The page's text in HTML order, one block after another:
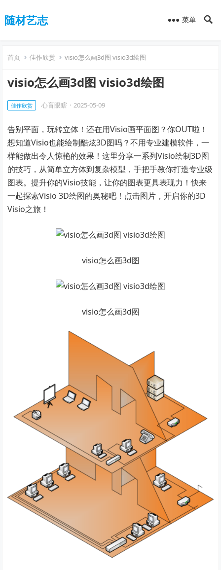
随材艺志 菜单
首页 佳作欣赏 visio怎么画3d图 visio3d绘图
visio怎么画3d图 visio3d绘图
佳作欣赏 心盲眼瞎 · 2025-05-09
告别平面，玩转立体！还在用Visio画平面图？你OUT啦！
想知道Visio也能绘制酷炫3D图吗？不用专业建模软件，一
样能做出令人惊艳的效果！这里分享一系列Visio绘制3D图
的技巧，从简单立方体到复杂模型，手把手教你打造专业级
图表。提升你的Visio技能，让你的图表更具表现力！快来
一起探索Visio 3D绘图的奥秘吧！点击图片，开启你的3D
Visio之旅！
visio怎么画3d图
visio怎么画3d图